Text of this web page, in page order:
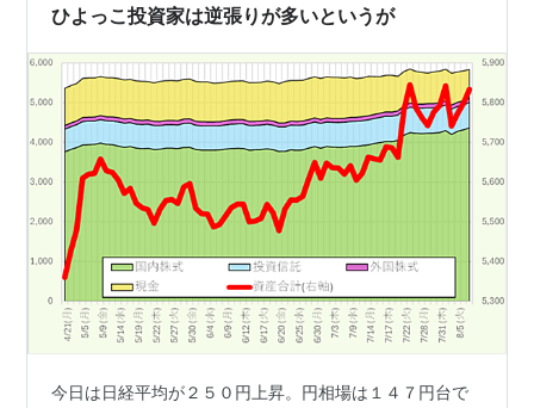
ックスの株価は下がっているのか？ まず気になるのは
ひよっこ投資家は逆張りが多いというが
今日は日経平均が２５０円上昇。円相場は１４７円台で